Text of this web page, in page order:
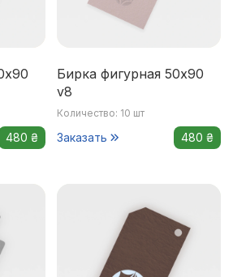
480 ₴
Бирка фигурная 50x90
v8
Количество: 10 шт
Заказать 480 ₴